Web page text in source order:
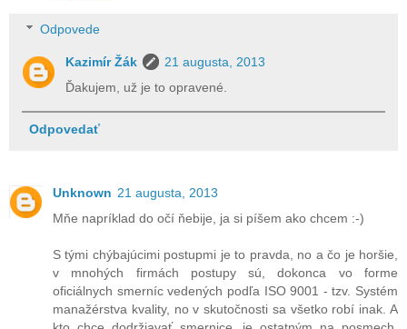
Odpovede
Kazimír Žák
21 augusta, 2013
Ďakujem, už je to opravené.
Odpovedať
Unknown 21 augusta, 2013
Mňe napríklad do očí ňebije, ja si píšem ako chcem :-)
S tými chýbajúcimi postupmi je to pravda, no a čo je horšie,
v mnohých firmách postupy sú, dokonca vo forme
oficiálnych smerníc vedených podľa ISO 9001 - tzv. Systém
manažérstva kvality, no v skutočnosti sa všetko robí inak. A